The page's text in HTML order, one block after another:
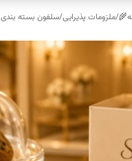
/ملزومات پذیرایی/سلفون بسته بندی